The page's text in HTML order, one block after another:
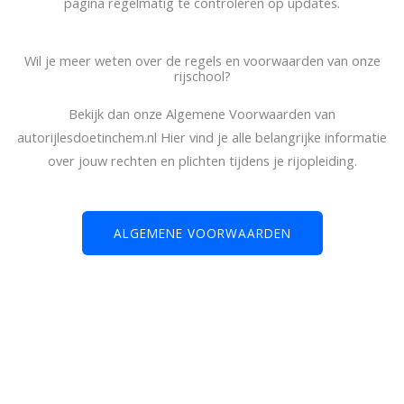
Wil je meer weten over de regels en voorwaarden van onze
rijschool?
Bekijk dan onze Algemene Voorwaarden van
autorijlesdoetinchem.nl Hier vind je alle belangrijke informatie
over jouw rechten en plichten tijdens je rijopleiding.
ALGEMENE VOORWAARDEN